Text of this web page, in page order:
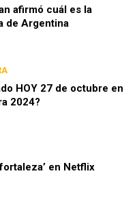
afirmó cuál es la
de Argentina
HOY 27 de octubre en
2024?
en Netflix